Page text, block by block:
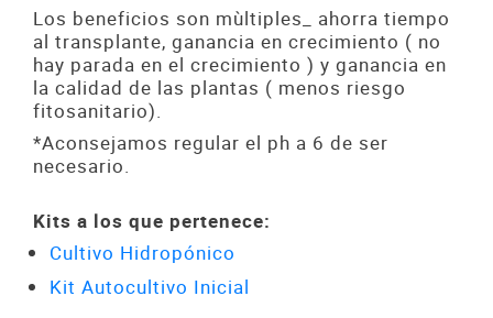
Los beneficios son mùltiples_ ahorra tiempo
al transplante, ganancia en crecimiento ( no
hay parada en el crecimiento ) y ganancia en
la calidad de las plantas ( menos riesgo
fitosanitario).
*Aconsejamos regular el ph a 6 de ser
necesario.
Kits a los que pertenece:
Cultivo Hidropónico
Kit Autocultivo Inicial